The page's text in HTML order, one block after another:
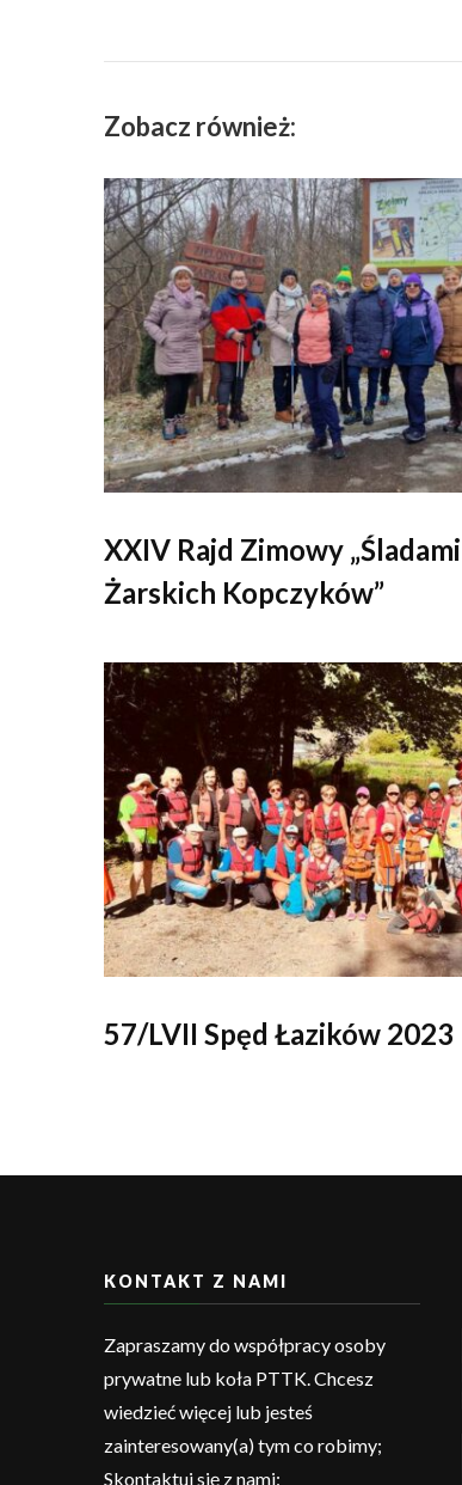
Zobacz również:
XXIV Rajd Zimowy „Śladami
Żarskich Kopczyków”
57/LVII Spęd Łazików 2023
KONTAKT Z NAMI
Zapraszamy do współpracy osoby
prywatne lub koła PTTK. Chcesz
wiedzieć więcej lub jesteś
zainteresowany(a) tym co robimy;
Skontaktuj się z nami: